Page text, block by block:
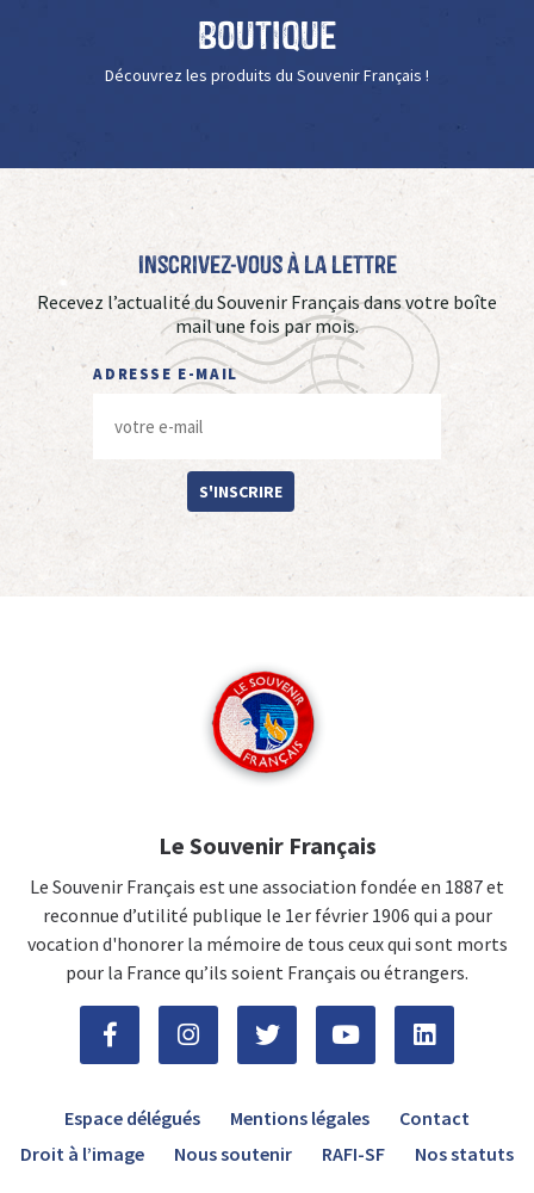
Boutique
Découvrez les produits du Souvenir Français !
Inscrivez-vous à La Lettre
Recevez l’actualité du Souvenir Français dans votre boîte
mail une fois par mois.
ADRESSE E-MAIL
S'INSCRIRE
Le Souvenir Français
Le Souvenir Français est une association fondée en 1887 et
reconnue d’utilité publique le 1er février 1906 qui a pour
vocation d'honorer la mémoire de tous ceux qui sont morts
pour la France qu’ils soient Français ou étrangers.
Espace délégués Mentions légales
Contact
Droit à l’image
Nous soutenir RAFI-SF Nos statuts